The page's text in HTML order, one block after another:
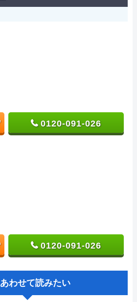
0120-091-026
0120-091-026
あわせて読みたい